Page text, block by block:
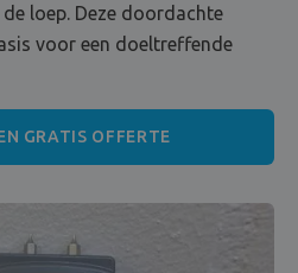
loep. Deze doordachte
voor een doeltreffende
GRATIS OFFERTE